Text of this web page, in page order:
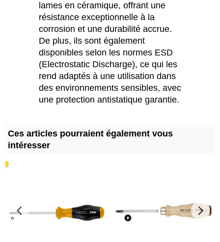
lames en céramique, offrant une
résistance exceptionnelle à la
corrosion et une durabilité accrue.
De plus, ils sont également
disponibles selon les normes ESD
(Electrostatic Discharge), ce qui les
rend adaptés à une utilisation dans
des environnements sensibles, avec
une protection antistatique garantie.
Ces articles pourraient également vous
intéresser